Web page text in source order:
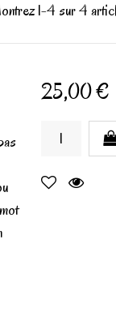
1-4 sur 4
25,00 €